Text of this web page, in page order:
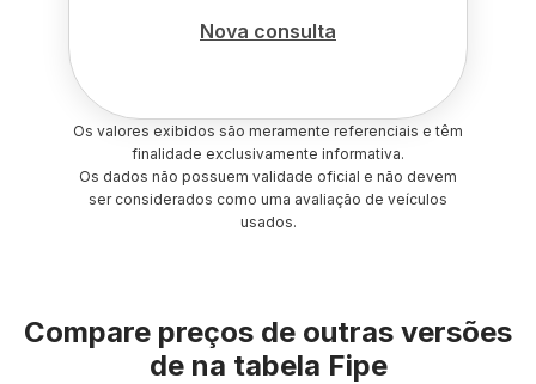
Nova consulta
Os valores exibidos são meramente referenciais e têm
finalidade exclusivamente informativa.
Os dados não possuem validade oficial e não devem
ser considerados como uma avaliação de veículos
usados.
Compare preços de outras versões
de na tabela Fipe